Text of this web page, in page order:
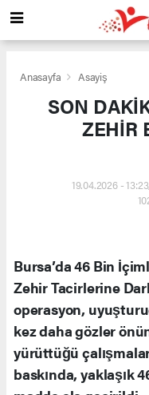
Anasayfa Asayiş
SON
ZEHİR
19.04.2026 -
Bursa’da 46 Bin
Zehir Tacirlerine
operasyon,
kez daha gözler
yürüttüğü
baskında, yaklaşık